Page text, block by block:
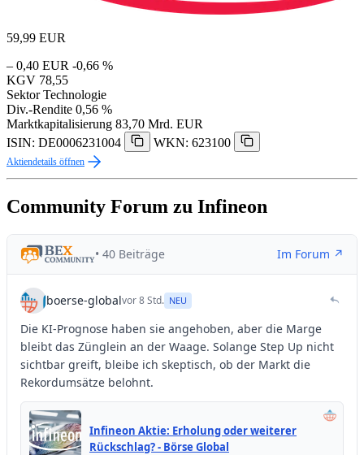
59,99 EUR
– 0,40 EUR -0,66 %
KGV 78,55
Sektor Technologie
Div.-Rendite 0,56 %
Marktkapitalisierung 83,70 Mrd. EUR
ISIN: DE0006231004
WKN: 623100
Aktiendetails öffnen
Community Forum zu Infineon